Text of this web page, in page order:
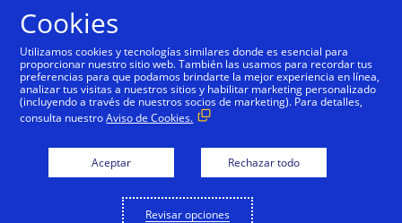
EDUCACIÓN DIGITAL
¿Cómo vender tus
productos o servicios
online?
Cookies
Utilizamos cookies y tecnologías similares donde es esencial para
proporcionar nuestro sitio web. También las usamos para recordar tus
preferencias para que podamos brindarte la mejor experiencia en línea,
analizar tus visitas a nuestros sitios y habilitar marketing personalizado
(incluyendo a través de nuestros socios de marketing). Para detalles,
consulta nuestroAviso de Cookies.
Aceptar Rechazar todo
Revisar opciones